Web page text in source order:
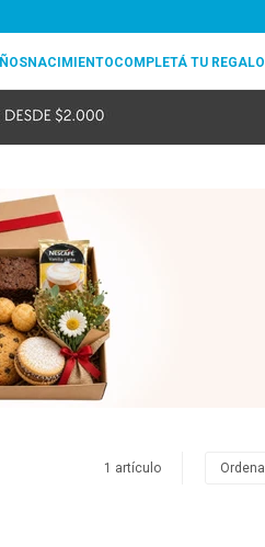
NACIMIENTOCOMPLETÁ TU REGALO
1 artículo